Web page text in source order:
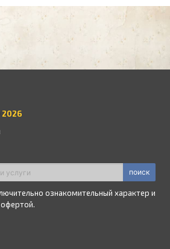
2026
поиск
ознакомительный характер и
офертой.